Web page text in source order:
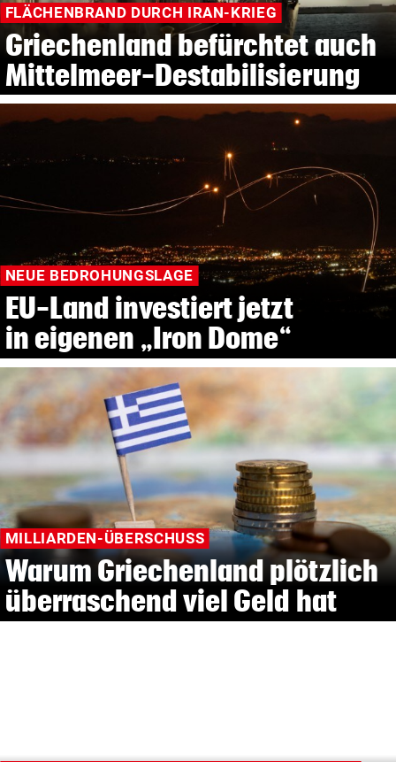
FLÄCHENBRAND DURCH IRAN-KRIEG
Griechenland befürchtet auch
Mittelmeer-Destabilisierung
NEUE BEDROHUNGSLAGE
EU-Land investiert jetzt
in eigenen „Iron Dome“
MILLIARDEN-ÜBERSCHUSS
Warum Griechenland plötzlich
überraschend viel Geld hat